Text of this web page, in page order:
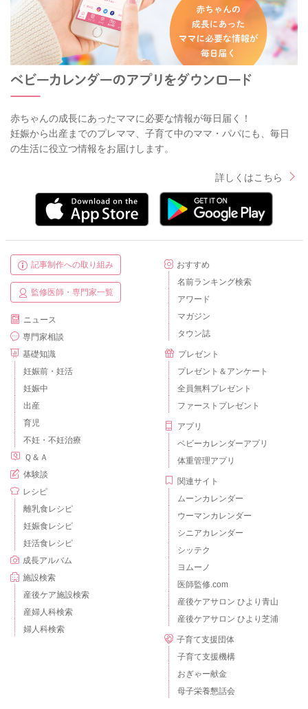
赤ちゃんの成長にあったママに必要な情報が毎日届く！
妊娠から出産までのプレママ、子育て中のママ・パパにも、毎日
の生活に役立つ情報をお届けします。
詳しくはこちら
記事制作への取り組み
監修医師・専門家一覧
ニュース
専門家相談
基礎知識
妊娠前・妊活
妊娠中
出産
育児
不妊・不妊治療
Ｑ＆Ａ
体験談
レシピ
離乳食レシピ
妊娠食レシピ
妊活食レシピ
成長アルバム
施設検索
産後ケア施設検索
産婦人科検索
婦人科検索
おすすめ
名前ランキング検索
アワード
マガジン
タウン誌
プレゼント
プレゼント＆アンケート
全員無料プレゼント
ファーストプレゼント
アプリ
ベビーカレンダーアプリ
体重管理アプリ
関連サイト
ムーンカレンダー
ウーマンカレンダー
シニアカレンダー
シッテク
ヨムーノ
医師監修.com
産後ケアサロン ひより青山
産後ケアサロン ひより芝浦
子育て支援団体
子育て支援機構
おぎゃー献金
母子栄養懇話会